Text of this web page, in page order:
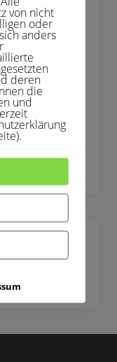
von nicht
oder
anders
deren
die
und